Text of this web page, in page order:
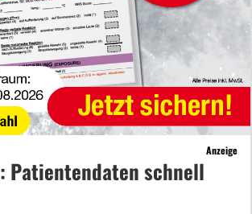
Anzeige
Patientendaten schnell